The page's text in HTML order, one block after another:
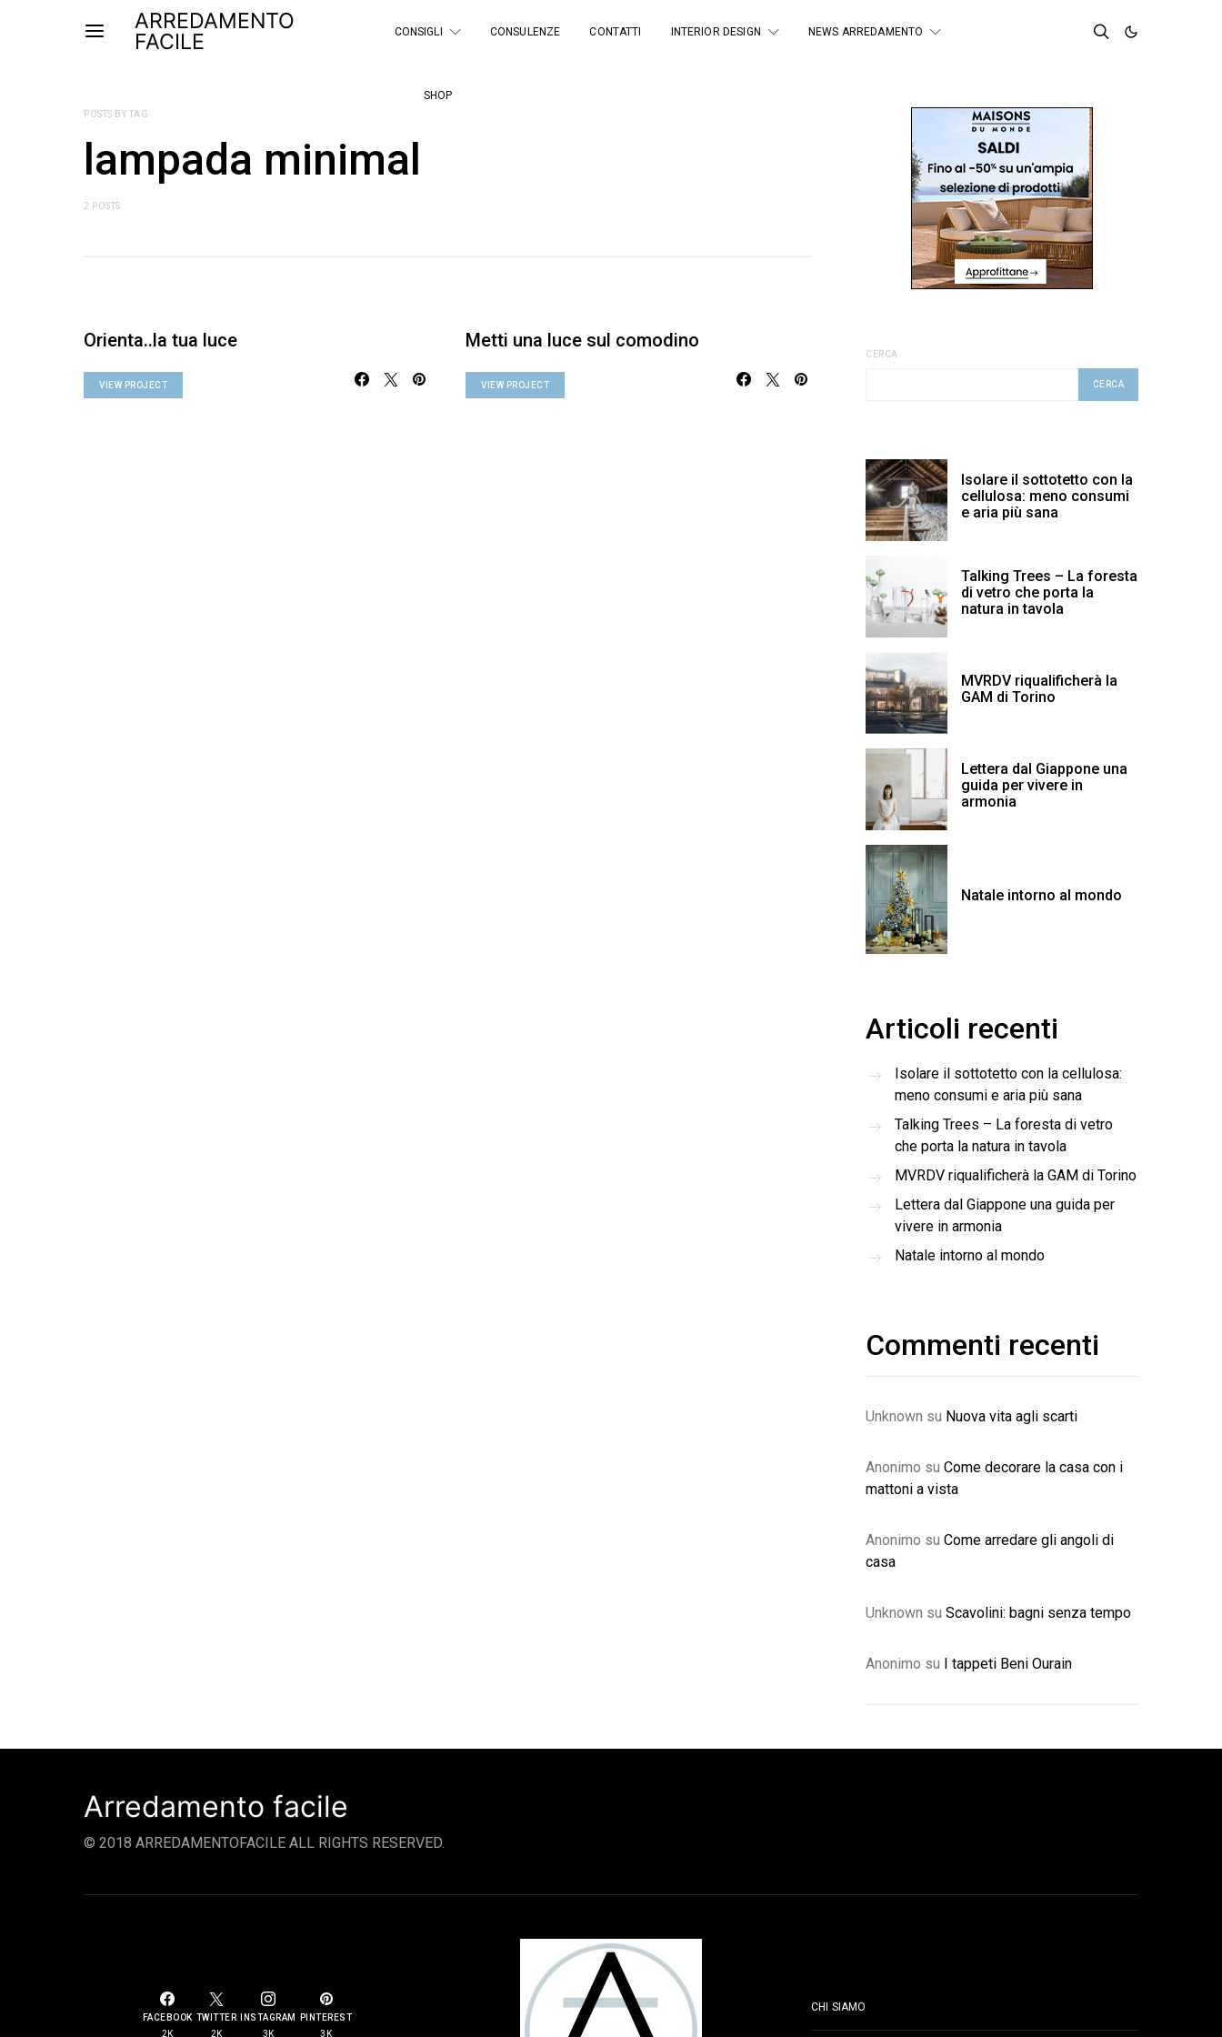
ARREDAMENTO
FACILE
CONSIGLI CONSULENZE CONTATTI INTERIOR DESIGN NEWS ARREDAMENTO
SHOP
POSTS BY TAG
lampada minimal
2 POSTS
Orienta..la tua luce
VIEW PROJECT
Metti una luce sul comodino
VIEW PROJECT
CERCA
CERCA
Isolare il sottotetto con la
cellulosa: meno consumi
e aria più sana
Talking Trees – La foresta
di vetro che porta la
natura in tavola
MVRDV riqualificherà la
GAM di Torino
Lettera dal Giappone una
guida per vivere in
armonia
Natale intorno al mondo
Articoli recenti
Isolare il sottotetto con la cellulosa:
meno consumi e aria più sana
Talking Trees – La foresta di vetro
che porta la natura in tavola
MVRDV riqualificherà la GAM di Torino
Lettera dal Giappone una guida per
vivere in armonia
Natale intorno al mondo
Commenti recenti
Unknown su Nuova vita agli scarti
Anonimo su Come decorare la casa con i
mattoni a vista
Anonimo su Come arredare gli angoli di
casa
Unknown su Scavolini: bagni senza tempo
Anonimo su I tappeti Beni Ourain
Arredamento facile
© 2018 ARREDAMENTOFACILE ALL RIGHTS RESERVED.
FACEBOOK
2K
TWITTER
2K
INSTAGRAM
3K
PINTEREST
3K
CHI SIAMO